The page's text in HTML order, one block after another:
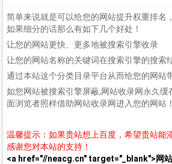
简单来说就是可以给您的网站提升权重排名
如果细分的话那么有如下几个好处！
让您的网站更快、更多地被搜索引擎收录
让您的网站名称的关键词在搜索引擎的搜索
通过本站这个分类目录平台从而给您的网站
如您网站被搜索引擎屏蔽,网站收录网永久
面浏览者照样借助网站收录网进入您的网站！
温馨提示：如果贵站想上百度，希望贵站能
感谢您对本站的支持！
<a href="//neacg.cn" target="_blank">网